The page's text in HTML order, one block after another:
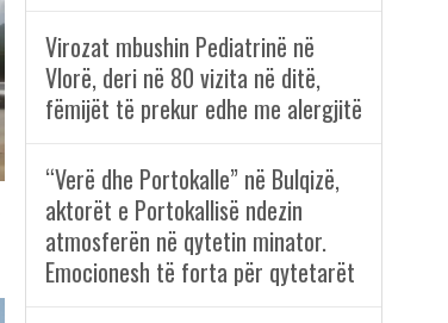
Virozat mbushin Pediatrinë në
Vlorë, deri në 80 vizita në ditë,
fëmijët të prekur edhe me alergjitë
“Verë dhe Portokalle” në Bulqizë,
aktorët e Portokallisë ndezin
atmosferën në qytetin minator.
Emocionesh të forta për qytetarët